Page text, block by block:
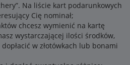
Na liście kart podarunkowych
Cię nominał;
chcesz wymienić na kartę
wystarczającej ilości środków,
w złotówkach lub bonami